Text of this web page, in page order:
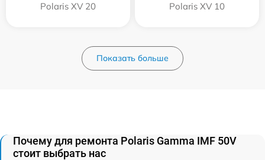
Polaris XV 20 Polaris XV 10
Показать больше
Почему для ремонта Polaris Gamma IMF 50V
стоит выбрать нас